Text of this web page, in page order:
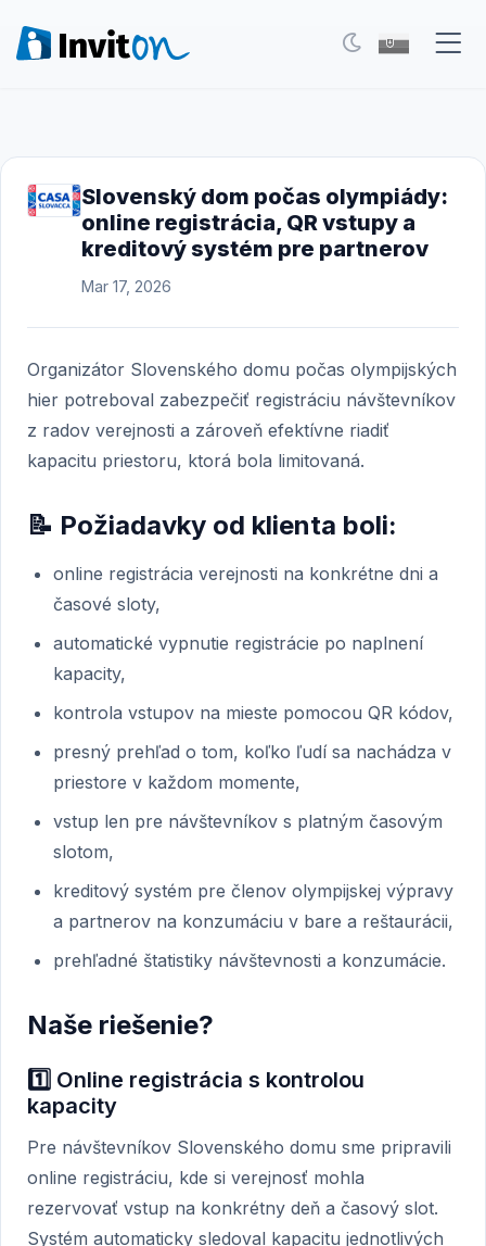
Blog
Eventy
Prepnúť na tmavý režim
Prihlásenie
Slovenský dom počas olympiády:
online registrácia, QR vstupy a
kreditový systém pre partnerov
Mar 17, 2026
Organizátor Slovenského domu počas olympijských
hier potreboval zabezpečiť registráciu návštevníkov
z radov verejnosti a zároveň efektívne riadiť
kapacitu priestoru, ktorá bola limitovaná.
📝 Požiadavky od klienta boli:
online registrácia verejnosti na konkrétne dni a
časové sloty,
automatické vypnutie registrácie po naplnení
kapacity,
kontrola vstupov na mieste pomocou QR kódov,
presný prehľad o tom, koľko ľudí sa nachádza v
priestore v každom momente,
vstup len pre návštevníkov s platným časovým
slotom,
kreditový systém pre členov olympijskej výpravy
a partnerov na konzumáciu v bare a reštaurácii,
prehľadné štatistiky návštevnosti a konzumácie.
Naše riešenie?
1️⃣ Online registrácia s kontrolou
kapacity
Pre návštevníkov Slovenského domu sme pripravili
online registráciu, kde si verejnosť mohla
rezervovať vstup na konkrétny deň a časový slot.
Systém automaticky sledoval kapacitu jednotlivých